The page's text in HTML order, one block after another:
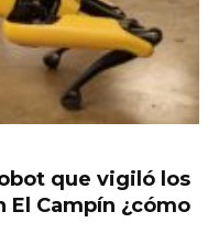
que vigiló los
Campín ¿cómo